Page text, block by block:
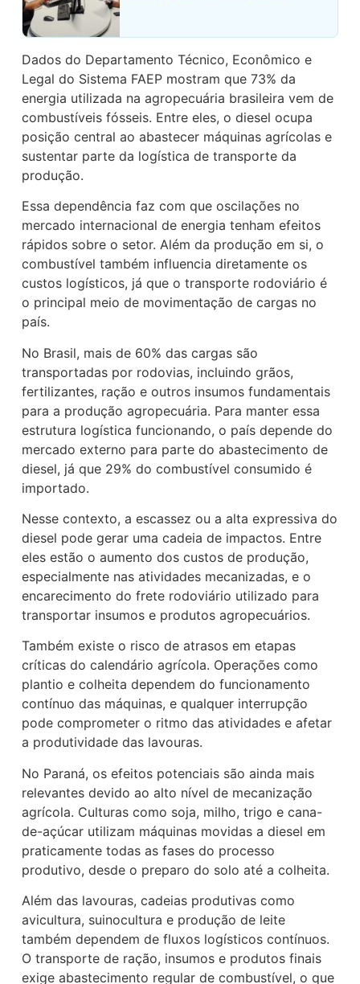
Dados do Departamento Técnico, Econômico e
Legal do Sistema FAEP mostram que 73% da
energia utilizada na agropecuária brasileira vem de
combustíveis fósseis. Entre eles, o diesel ocupa
posição central ao abastecer máquinas agrícolas e
sustentar parte da logística de transporte da
produção.
Essa dependência faz com que oscilações no
mercado internacional de energia tenham efeitos
rápidos sobre o setor. Além da produção em si, o
combustível também influencia diretamente os
custos logísticos, já que o transporte rodoviário é
o principal meio de movimentação de cargas no
país.
No Brasil, mais de 60% das cargas são
transportadas por rodovias, incluindo grãos,
fertilizantes, ração e outros insumos fundamentais
para a produção agropecuária. Para manter essa
estrutura logística funcionando, o país depende do
mercado externo para parte do abastecimento de
diesel, já que 29% do combustível consumido é
importado.
Nesse contexto, a escassez ou a alta expressiva do
diesel pode gerar uma cadeia de impactos. Entre
eles estão o aumento dos custos de produção,
especialmente nas atividades mecanizadas, e o
encarecimento do frete rodoviário utilizado para
transportar insumos e produtos agropecuários.
Também existe o risco de atrasos em etapas
críticas do calendário agrícola. Operações como
plantio e colheita dependem do funcionamento
contínuo das máquinas, e qualquer interrupção
pode comprometer o ritmo das atividades e afetar
a produtividade das lavouras.
No Paraná, os efeitos potenciais são ainda mais
relevantes devido ao alto nível de mecanização
agrícola. Culturas como soja, milho, trigo e cana-
de-açúcar utilizam máquinas movidas a diesel em
praticamente todas as fases do processo
produtivo, desde o preparo do solo até a colheita.
Além das lavouras, cadeias produtivas como
avicultura, suinocultura e produção de leite
também dependem de fluxos logísticos contínuos.
O transporte de ração, insumos e produtos finais
exige abastecimento regular de combustível, o que